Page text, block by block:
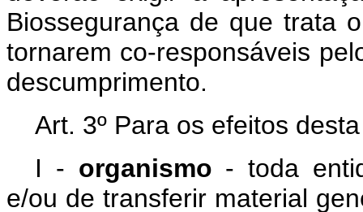
Biossegurança de que trata
tornarem co-responsáveis
descumprimento.
Art. 3º Para os efeitos
I - organismo - toda
e/ou de transferir material